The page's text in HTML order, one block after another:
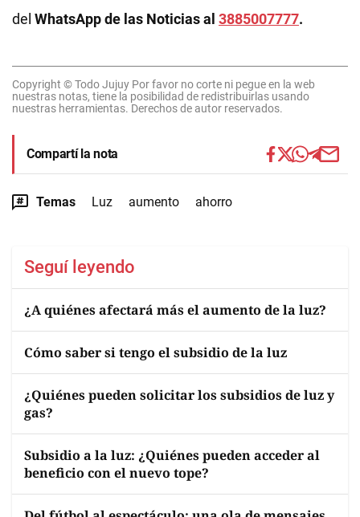
del WhatsApp de las Noticias al 3885007777.
Copyright © Todo Jujuy Por favor no corte ni pegue en la web
nuestras notas, tiene la posibilidad de redistribuirlas usando
nuestras herramientas. Derechos de autor reservados.
Compartí la nota
Temas Luz aumento ahorro
Seguí leyendo
¿A quiénes afectará más el aumento de la luz?
Cómo saber si tengo el subsidio de la luz
¿Quiénes pueden solicitar los subsidios de luz y
gas?
Subsidio a la luz: ¿Quiénes pueden acceder al
beneficio con el nuevo tope?